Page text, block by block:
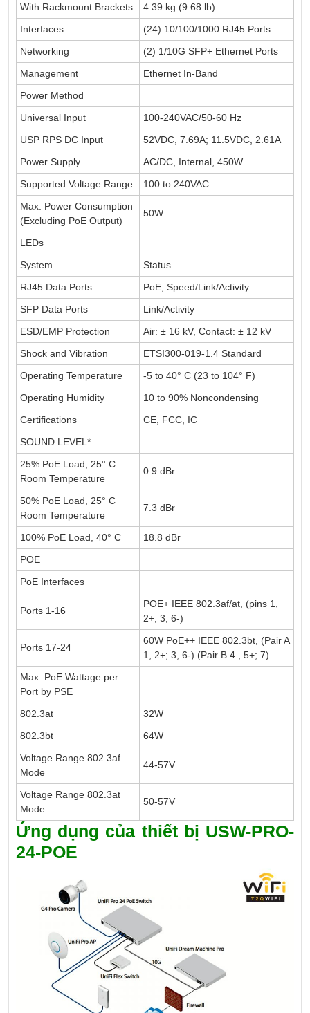
With Rackmount Brackets
4.39 kg (9.68 lb)
Interfaces
(24) 10/100/1000 RJ45 Ports
Networking
(2) 1/10G SFP+ Ethernet Ports
Management
Ethernet In-Band
Power Method
Universal Input
100-240VAC/50-60 Hz
USP RPS DC Input
52VDC, 7.69A; 11.5VDC, 2.61A
Power Supply
AC/DC, Internal, 450W
Supported Voltage Range
100 to 240VAC
Max. Power Consumption
(Excluding PoE Output)
50W
LEDs
System
Status
RJ45 Data Ports
PoE; Speed/Link/Activity
SFP Data Ports
Link/Activity
ESD/EMP Protection
Air: ± 16 kV, Contact: ± 12 kV
Shock and Vibration
ETSI300-019-1.4 Standard
Operating Temperature
-5 to 40° C (23 to 104° F)
Operating Humidity
10 to 90% Noncondensing
Certifications
CE, FCC, IC
SOUND LEVEL*
25% PoE Load, 25° C
Room Temperature
0.9 dBr
50% PoE Load, 25° C
Room Temperature
7.3 dBr
100% PoE Load, 40° C
18.8 dBr
POE
PoE Interfaces
Ports 1-16
POE+ IEEE 802.3af/at, (pins 1,
2+; 3, 6-)
Ports 17-24
60W PoE++ IEEE 802.3bt, (Pair A
1, 2+; 3, 6-) (Pair B 4 , 5+; 7)
Max. PoE Wattage per
Port by PSE
802.3at
32W
802.3bt
64W
Voltage Range 802.3af
Mode
44-57V
Voltage Range 802.3at
Mode
50-57V
Ứng dụng của thiết bị USW-PRO-
24-POE